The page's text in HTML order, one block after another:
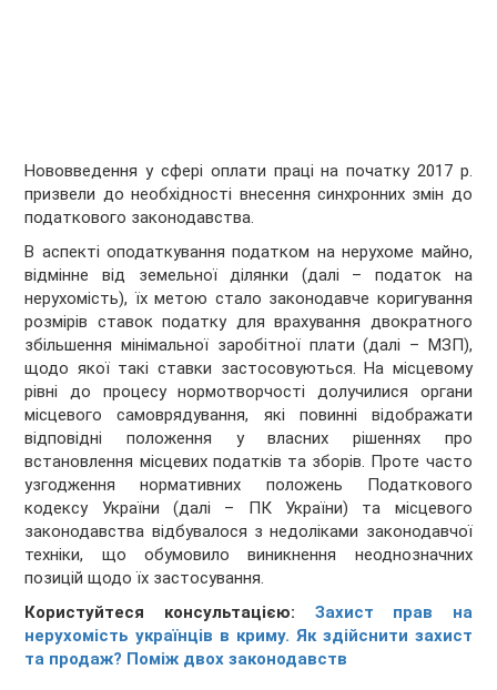
Нововведення у сфері оплати праці на початку 2017 р.
призвели до необхідності внесення синхронних змін до
податкового законодавства.
В аспекті оподаткування податком на нерухоме майно,
відмінне від земельної ділянки (далі – податок на
нерухомість), їх метою стало законодавче коригування
розмірів ставок податку для врахування двократного
збільшення мінімальної заробітної плати (далі – МЗП),
щодо якої такі ставки застосовуються. На місцевому
рівні до процесу нормотворчості долучилися органи
місцевого самоврядування, які повинні відображати
відповідні положення у власних рішеннях про
встановлення місцевих податків та зборів. Проте часто
узгодження нормативних положень Податкового
кодексу України (далі – ПК України) та місцевого
законодавства відбувалося з недоліками законодавчої
техніки, що обумовило виникнення неоднозначних
позицій щодо їх застосування.
Користуйтеся консультацією: Захист прав на
нерухомість українців в криму. Як здійснити захист
та продаж? Поміж двох законодавств